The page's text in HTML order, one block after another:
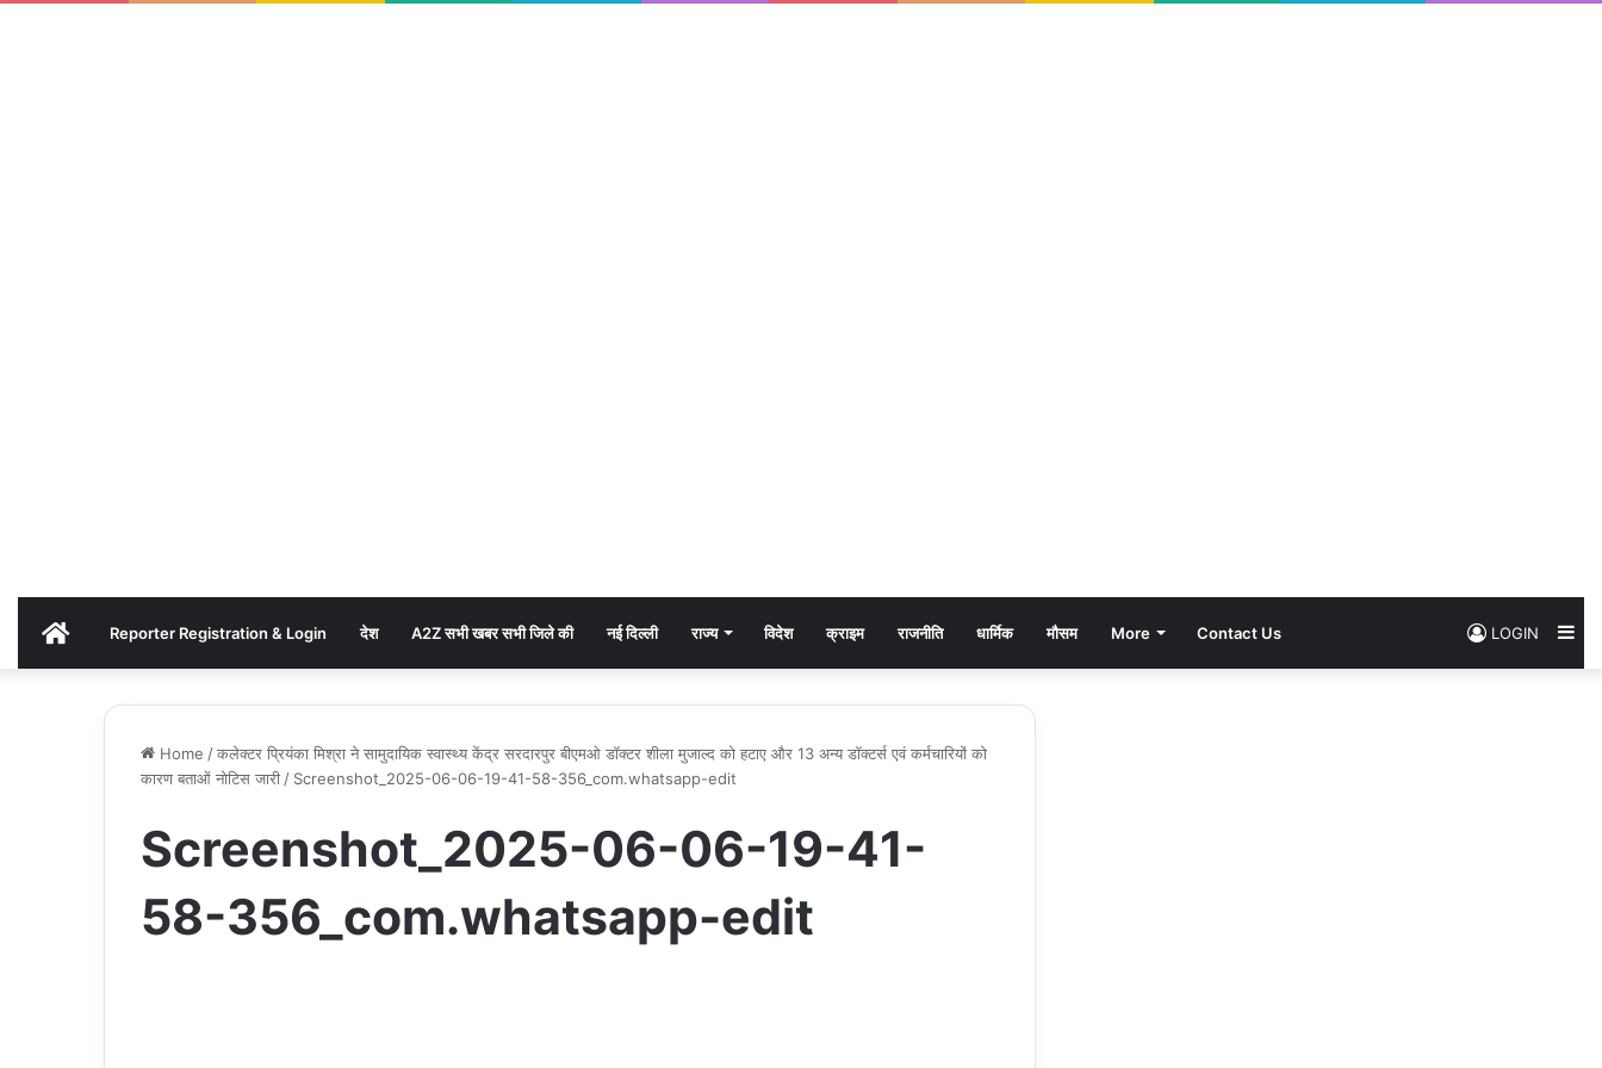
AKHAND
BHARAT
Reporter Registration & Login देश A2Z सभी खबर सभी जिले की नई दिल्ली राज्य विदेश क्राइम राजनीति धार्मिक मौसम More Contact Us LOGIN
Home /कलेक्टर प्रियंका मिश्रा ने सामुदायिक स्वास्थ्य केंद्र सरदारपुर बीएमओ डॉक्टर शीला मुजाल्द को हटाए और 13 अन्य डॉक्टर्स एवं कर्मचारियों को
कारण बताओं नोटिस जारी / Screenshot_2025-06-06-19-41-58-356_com.whatsapp-edit
Screenshot_2025-06-06-19-41-
58-356_com.whatsapp-edit